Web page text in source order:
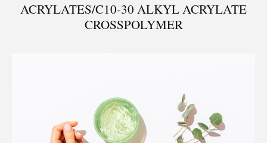
ACRYLATES/C10-30 ALKYL ACRYLATE
CROSSPOLYMER